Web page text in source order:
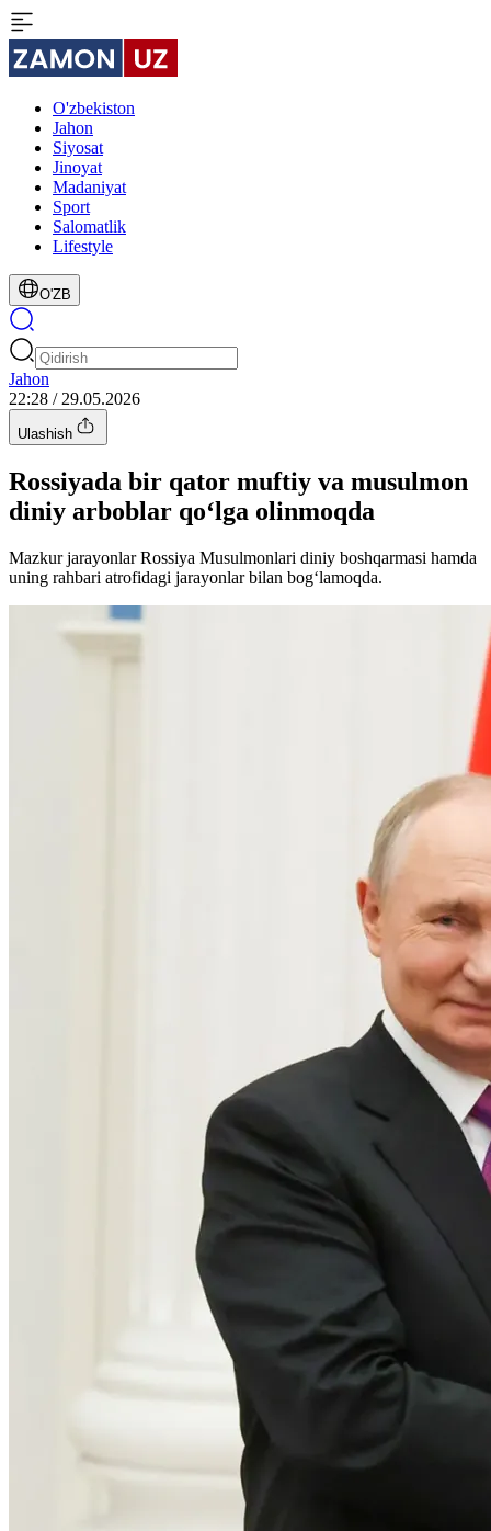
O'zbekiston
Jahon
Siyosat
Jinoyat
Madaniyat
Sport
Salomatlik
Lifestyle
O'ZB
Jahon
22:28 / 29.05.2026
Ulashish
Rossiyada bir qator muftiy va musulmon
diniy arboblar qo‘lga olinmoqda
Mazkur jarayonlar Rossiya Musulmonlari diniy boshqarmasi hamda
uning rahbari atrofidagi jarayonlar bilan bog‘lamoqda.